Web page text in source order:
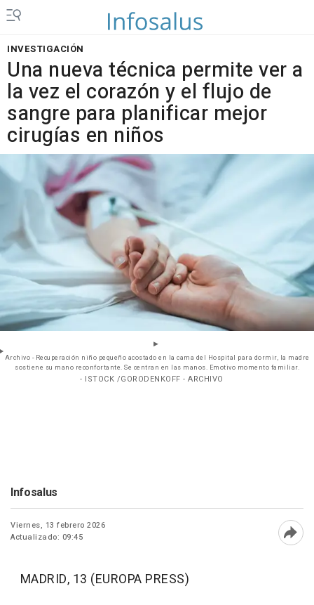
INVESTIGACIÓN
Una nueva técnica permite ver a
la vez el corazón y el flujo de
sangre para planificar mejor
cirugías en niños
Archivo - Recuperación niño pequeño acostado en la cama del Hospital para dormir, la madre
sostiene su mano reconfortante. Se centran en las manos. Emotivo momento familiar.
- ISTOCK /GORODENKOFF - ARCHIVO
Infosalus
Viernes, 13 febrero 2026
Actualizado: 09:45
MADRID, 13 (EUROPA PRESS)